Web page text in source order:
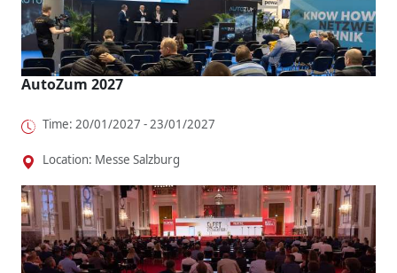
AutoZum 2027
Time: 20/01/2027 - 23/01/2027
Location: Messe Salzburg